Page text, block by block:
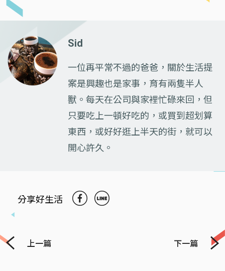
Sid
一位再平常不過的爸爸，關於生活提
案是興趣也是家事，育有兩隻半人
獸。每天在公司與家裡忙碌來回，但
只要吃上一頓好吃的，或買到超划算
東西，或好好逛上半天的街，就可以
開心許久。
分享好生活
上一篇 下一篇